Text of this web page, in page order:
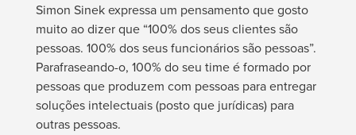
Simon Sinek expressa um pensamento que gosto
muito ao dizer que “100% dos seus clientes são
pessoas. 100% dos seus funcionários são pessoas”.
Parafraseando-o, 100% do seu time é formado por
pessoas que produzem com pessoas para entregar
soluções intelectuais (posto que jurídicas) para
outras pessoas.